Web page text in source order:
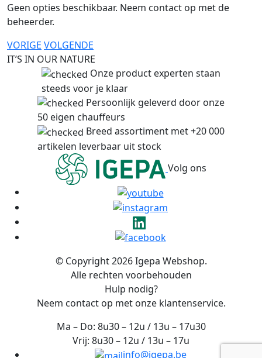
VORIGE VOLGENDE
Geen opties beschikbaar. Neem contact op met de
beheerder.
IT’S IN OUR NATURE
Onze product experten staan
steeds voor je klaar
Persoonlijk geleverd door onze
50 eigen chauffeurs
Breed assortiment met +20 000
artikelen leverbaar uit stock
Volg ons
© Copyright 2026 Igepa Webshop.
Alle rechten voorbehouden
Hulp nodig?
Neem contact op met onze klantenservice.
Ma – Do: 8u30 – 12u / 13u – 17u30
Vrij: 8u30 – 12u / 13u – 17u
info@igepa.be